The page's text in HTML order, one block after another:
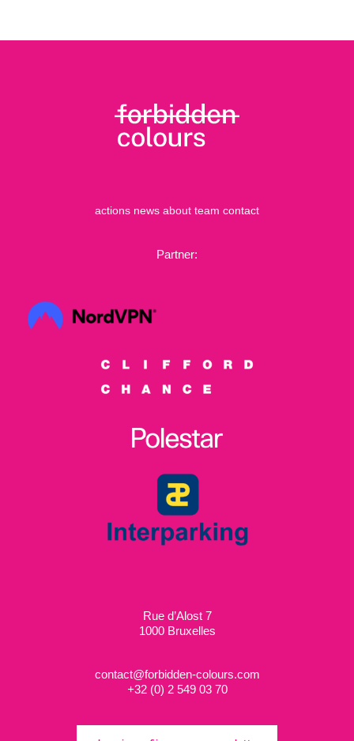
actions news about team contact
Partner:
Rue d’Alost 7
1000 Bruxelles
contact@forbidden-colours.com
+32 (0) 2 549 03 70